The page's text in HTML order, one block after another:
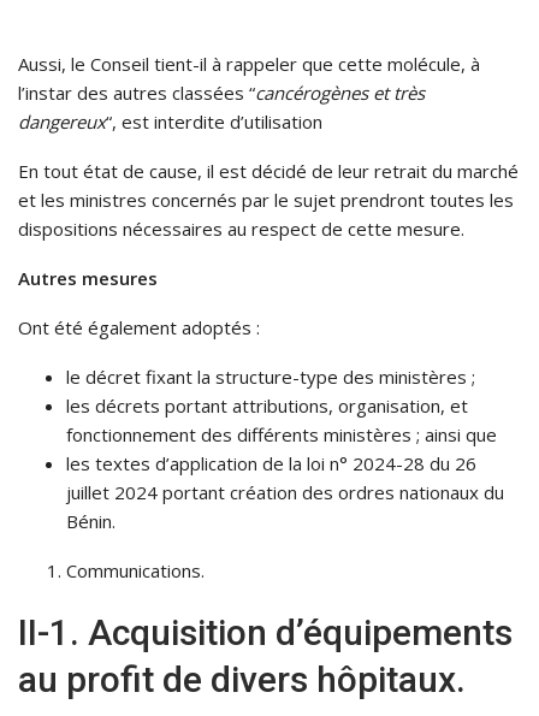
Aussi, le Conseil tient-il à rappeler que cette molécule, à
l’instar des autres classées “cancérogènes et très
dangereux“, est interdite d’utilisation
En tout état de cause, il est décidé de leur retrait du marché
et les ministres concernés par le sujet prendront toutes les
dispositions nécessaires au respect de cette mesure.
Autres mesures
Ont été également adoptés :
le décret fixant la structure-type des ministères ;
les décrets portant attributions, organisation, et
fonctionnement des différents ministères ; ainsi que
les textes d’application de la loi n° 2024-28 du 26
juillet 2024 portant création des ordres nationaux du
Bénin.
Communications.
II-1. Acquisition d’équipements
au profit de divers hôpitaux.